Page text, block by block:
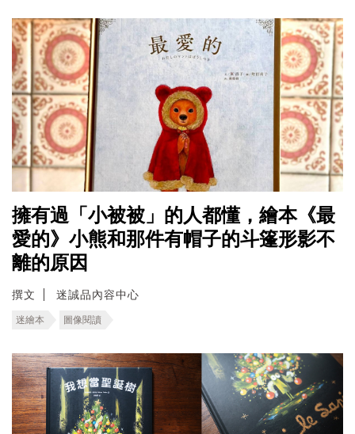
擁有過「小被被」的人都懂，繪本《最
愛的》小熊和那件有帽子的斗篷形影不
離的原因
撰文 迷誠品內容中心
迷繪本 圖像閱讀